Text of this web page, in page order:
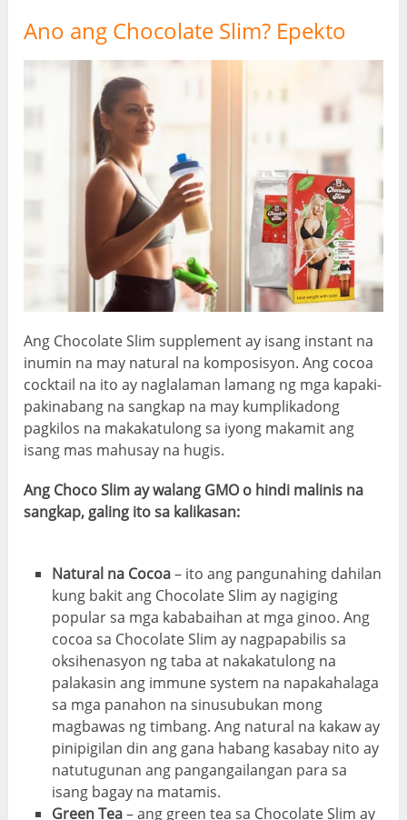
Ano ang Chocolate Slim? Epekto
Ang Chocolate Slim supplement ay isang instant na
inumin na may natural na komposisyon. Ang cocoa
cocktail na ito ay naglalaman lamang ng mga kapaki-
pakinabang na sangkap na may kumplikadong
pagkilos na makakatulong sa iyong makamit ang
isang mas mahusay na hugis.
Ang Choco Slim ay walang GMO o hindi malinis na
sangkap, galing ito sa kalikasan:
Natural na Cocoa– ito ang pangunahing dahilan
kung bakit ang Chocolate Slim ay nagiging
popular sa mga kababaihan at mga ginoo. Ang
cocoa sa Chocolate Slim ay nagpapabilis sa
oksihenasyon ng taba at nakakatulong na
palakasin ang immune system na napakahalaga
sa mga panahon na sinusubukan mong
magbawas ng timbang. Ang natural na kakaw ay
pinipigilan din ang gana habang kasabay nito ay
natutugunan ang pangangailangan para sa
isang bagay na matamis.
Green Tea– ang green tea sa Chocolate Slim ay